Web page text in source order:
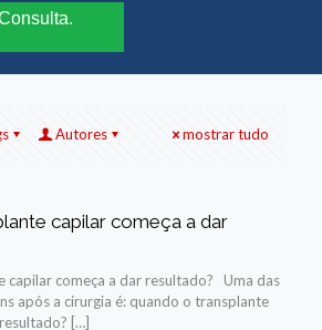
Autores mostrar tudo
capilar começa a dar
capilar começa a dar resultado? Uma das
após a cirurgia é: quando o transplante
[…]